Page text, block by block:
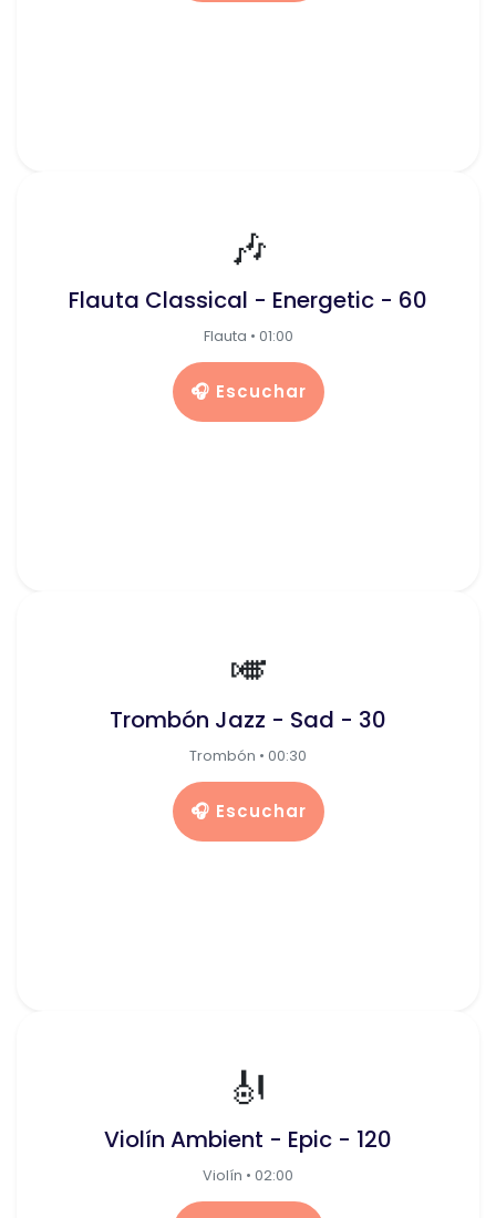
🎶
Flauta Classical - Energetic - 60
Flauta • 01:00
🎧 Escuchar
🎺
Trombón Jazz - Sad - 30
Trombón • 00:30
🎧 Escuchar
🎻
Violín Ambient - Epic - 120
Violín • 02:00